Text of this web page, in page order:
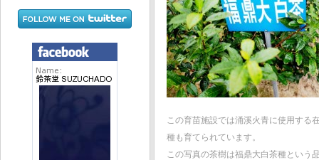
この育苗施設では涌溪火青に使用する
種も育てられています。
この写真の茶樹は福鼎大白茶種という